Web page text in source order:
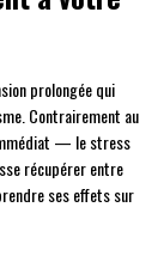
prolongée qui
Contrairement au
— le stress
récupérer entre
ses effets sur